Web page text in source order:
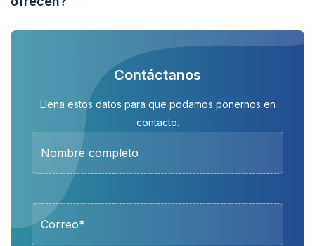
Contáctanos
Llena estos datos para que podamos ponernos en
contacto.